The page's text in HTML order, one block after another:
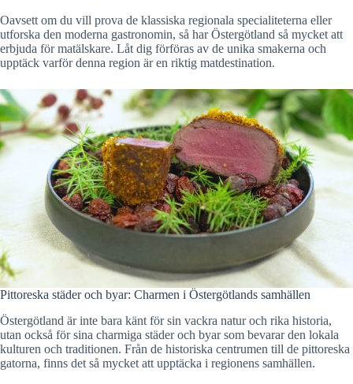
Oavsett om du vill prova de klassiska regionala specialiteterna eller
utforska den moderna gastronomin, så har Östergötland så mycket att
erbjuda för matälskare. Låt dig förföras av de unika smakerna och
upptäck varför denna region är en riktig matdestination.
Pittoreska städer och byar: Charmen i Östergötlands samhällen
Östergötland är inte bara känt för sin vackra natur och rika historia,
utan också för sina charmiga städer och byar som bevarar den lokala
kulturen och traditionen. Från de historiska centrumen till de pittoreska
gatorna, finns det så mycket att upptäcka i regionens samhällen.